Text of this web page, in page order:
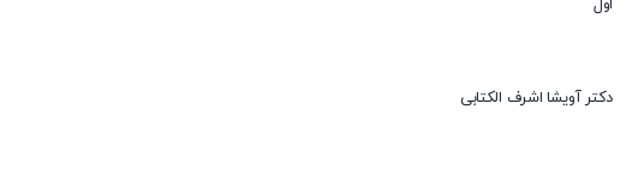
اول
دکتر آویشا اشرف الکتابی